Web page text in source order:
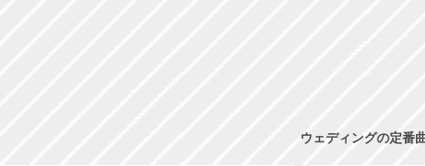
ウェディングの定番